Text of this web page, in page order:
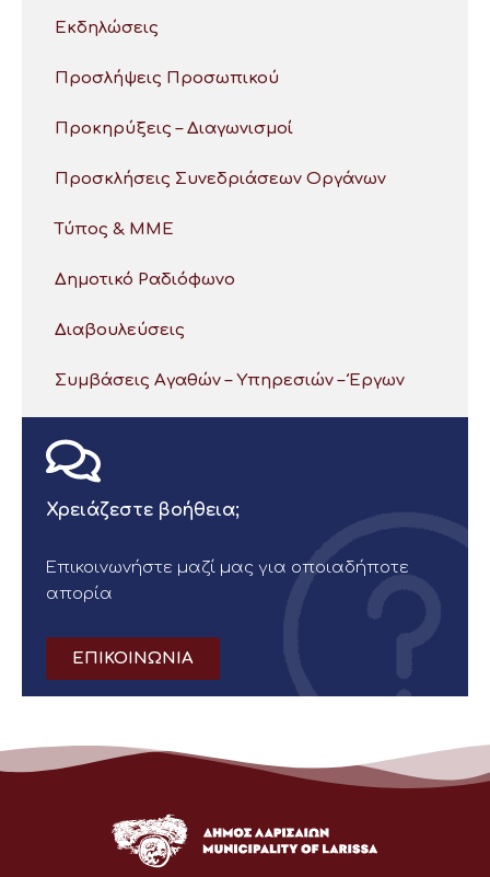
Εκδηλώσεις
Προσλήψεις Προσωπικού
Προκηρύξεις – Διαγωνισμοί
Προσκλήσεις Συνεδριάσεων Οργάνων
Τύπος & ΜΜΕ
Δημοτικό Ραδιόφωνο
Διαβουλεύσεις
Συμβάσεις Αγαθών – Υπηρεσιών – Έργων
Χρειάζεστε βοήθεια;
Επικοινωνήστε μαζί μας για οποιαδήποτε
απορία
ΕΠΙΚΟΙΝΩΝΙΑ